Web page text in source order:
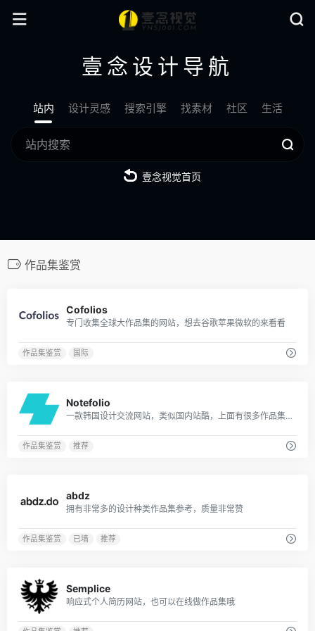
壹念设计导航
站内 设计灵感 搜索引擎 找素材 社区 生活
壹念视觉首页
作品集鉴赏
Cofolios
专门收集全球大作品集的网站，想去谷歌苹果微软的来看看
作品集鉴赏 国际
Notefolio
一款韩国设计交流网站，类似国内站酷，上面有很多作品集参考
作品集鉴赏 推荐
abdz
拥有非常多的设计种类作品集参考，质量非常赞
作品集鉴赏 已墙 推荐
Semplice
响应式个人简历网站，也可以在线做作品集哦